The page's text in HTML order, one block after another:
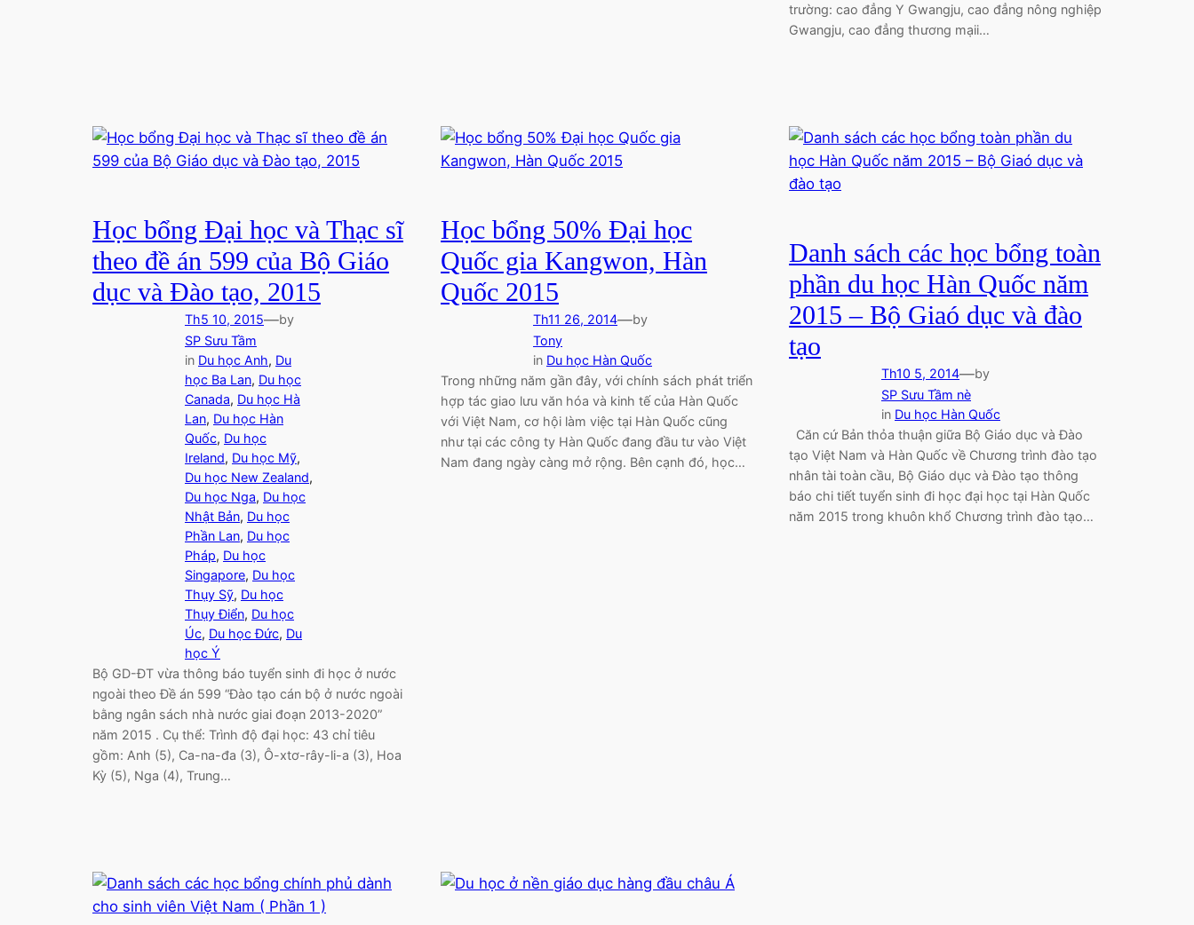
trường: cao đẳng Y Gwangju, cao đẳng nông nghiệp
Gwangju, cao đẳng thương mạii…
Học bổng Đại học và Thạc sĩ
theo đề án 599 của Bộ Giáo
dục và Đào tạo, 2015
Th5 10, 2015—by
SP Sưu Tầm
in Du học Anh, Du
học Ba Lan, Du học
Canada, Du học Hà
Lan, Du học Hàn
Quốc, Du học
Ireland, Du học Mỹ
Du học New Zealand
Du học Nga, Du học
Nhật Bản, Du học
Phần Lan, Du học
Pháp, Du học
Singapore, Du học
Thụy Sỹ, Du học
Thụy Điển, Du học
Úc, Du học Đức, Du
học Ý
Bộ GD-ĐT vừa thông báo tuyển sinh đi học ở nước
ngoài theo Đề án 599 “Đào tạo cán bộ ở nước ngoài
bằng ngân sách nhà nước giai đoạn 2013-2020”
năm 2015 . Cụ thể: Trình độ đại học: 43 chỉ tiêu
gồm: Anh (5), Ca-na-đa (3), Ô-xtơ-rây-li-a (3), Hoa
Kỳ (5), Nga (4), Trung…
Học bổng 50% Đại học
Quốc gia Kangwon, Hàn
Quốc 2015
Th11 26, 2014—by
Tony
in Du học Hàn Quốc
Trong những năm gần đây, với chính sách phát triển
hợp tác giao lưu văn hóa và kinh tế của Hàn Quốc
với Việt Nam, cơ hội làm việc tại Hàn Quốc cũng
như tại các công ty Hàn Quốc đang đầu tư vào Việt
Nam đang ngày càng mở rộng. Bên cạnh đó, học…
Danh sách các học bổng toàn
phần du học Hàn Quốc năm
2015 – Bộ Giaó dục và đào
tạo
Th10 5, 2014—by
SP Sưu Tầm nè
in Du học Hàn Quốc
Căn cứ Bản thỏa thuận giữa Bộ Giáo dục và Đào
tạo Việt Nam và Hàn Quốc về Chương trình đào tạo
nhân tài toàn cầu, Bộ Giáo dục và Đào tạo thông
báo chi tiết tuyển sinh đi học đại học tại Hàn Quốc
năm 2015 trong khuôn khổ Chương trình đào tạo…